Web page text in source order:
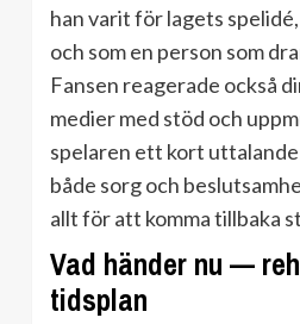
han varit för lagets
och som en person som
Fansen reagerade också
medier med stöd och
spelaren ett kort uttalande
både sorg och
allt för att komma tillbaka
Vad händer nu —
tidsplan